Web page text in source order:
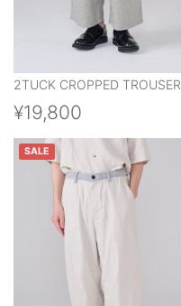
2TUCK CROPPED TROUSER
¥19,800
SALE